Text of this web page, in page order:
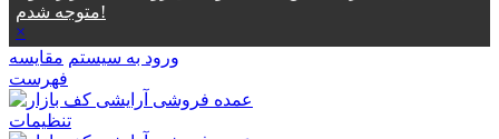
متوجه شدم!
×
ورود به سیستم مقایسه
فهرست
تنظیمات